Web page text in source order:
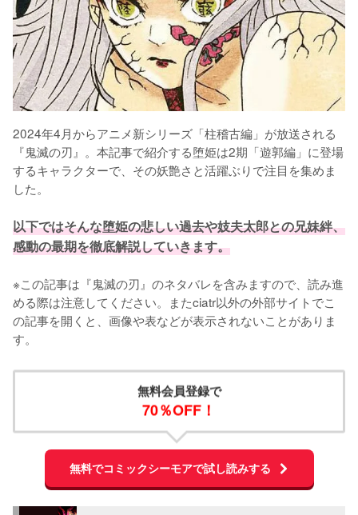
2024年4月からアニメ新シリーズ「柱稽古編」が放送される
『鬼滅の刃』。本記事で紹介する堕姫は2期「遊郭編」に登場
するキャラクターで、その妖艶さと活躍ぶりで注目を集めま
した。
以下ではそんな堕姫の悲しい過去や妓夫太郎との兄妹絆、
感動の最期を徹底解説していきます。
※この記事は『鬼滅の刃』のネタバレを含みますので、読み進
める際は注意してください。またciatr以外の外部サイトでこ
の記事を開くと、画像や表などが表示されないことがありま
す。
無料会員登録で
70％OFF！
無料でコミックシーモアで試し読みする